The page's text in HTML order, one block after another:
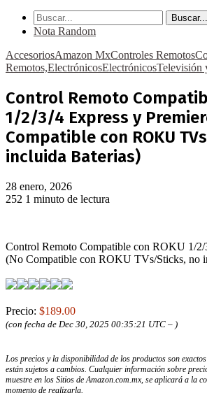
Buscar...
Nota Random
AccesoriosAmazon MxControles Remotos
Remotos,ElectrónicosElectrónicosTelevisión
Control Remoto
1/2/3/4 Express y
Compatible con ROKU
incluida Baterias)
28 enero, 2026
252 1 minuto de lectura
Control Remoto Compatible con ROKU 1/2/
(No Compatible con ROKU TVs/Sticks, no
Precio: $189.00
(con fecha de Dec 30, 2025 00:35:21 UTC – )
Los precios y la disponibilidad de los productos son
están sujetos a cambios. Cualquier información sobre
muestre en los Sitios de Amazon.com.mx, se aplicará a la
momento de realizarla.